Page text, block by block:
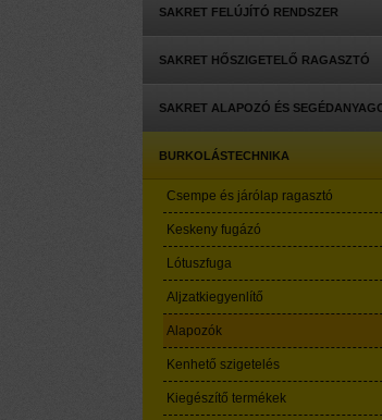
SAKRET FELÚJÍTÓ RENDSZER
SAKRET HŐSZIGETELŐ RAGASZTÓ
SAKRET ALAPOZÓ ÉS
BURKOLÁSTECHNIKA
Csempe és járólap ragasztó
Keskeny fugázó
Lótuszfuga
Aljzatkiegyenlítő
Alapozók
Kenhető szigetelés
Kiegészítő termékek